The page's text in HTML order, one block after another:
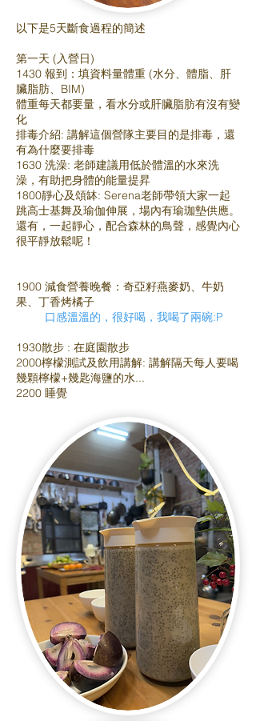
以下是5天斷食過程的簡述
第一天 (入營日)
1430 報到：填資料量體重 (水分、體脂、肝
臟脂肪、BIM)
體重每天都要量，看水分或肝臟脂肪有沒有變
化
排毒介紹: 講解這個營隊主要目的是排毒，還
有為什麼要排毒
1630 洗澡: 老師建議用低於體溫的水來洗
澡，有助把身體的能量提昇
1800靜心及頌缽: Serena老師帶領大家一起
跳高士基舞及瑜伽伸展，場內有瑜珈墊供應。
還有，一起靜心，配合森林的鳥聲，感覺內心
很平靜放鬆呢！
1900 減食營養晚餐：奇亞籽燕麥奶、牛奶
果、丁香烤橘子
口感溫溫的，很好喝，我喝了兩碗:P
1930散步 : 在庭園散步
2000檸檬測試及飲用講解: 講解隔天每人要喝
幾顆檸檬+幾匙海鹽的水...
2200 睡覺